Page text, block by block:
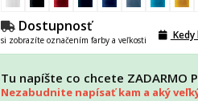
Dostupnosť
si zobrazíte označením farby a veľkosti
Tu napíšte co chcete ZADARMO
Nezabudnite napísať kam a aký